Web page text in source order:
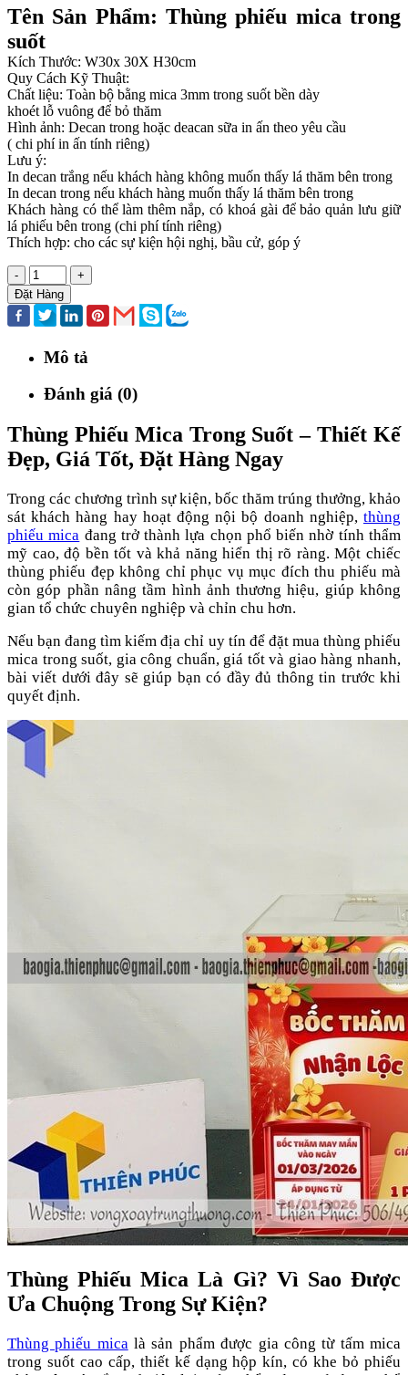
Tên Sản Phẩm: Thùng phiếu mica trong
suốt
Kích Thước: W30x 30X H30cm
Quy Cách Kỹ Thuật:
Chất liệu: Toàn bộ bằng mica 3mm trong suốt bền dày
khoét lỗ vuông để bỏ thăm
Hình ảnh: Decan trong hoặc deacan sữa in ấn theo yêu cầu
( chi phí in ấn tính riêng)
Lưu ý:
In decan trắng nếu khách hàng không muốn thấy lá thăm bên trong
In decan trong nếu khách hàng muốn thấy lá thăm bên trong
Khách hàng có thể làm thêm nắp, có khoá gài để bảo quản lưu giữ
lá phiếu bên trong (chi phí tính riêng)
Thích hợp: cho các sự kiện hội nghị, bầu cử, góp ý
-
+
Đặt Hàng
Mô tả
Đánh giá (0)
Thùng Phiếu Mica Trong Suốt – Thiết Kế
Đẹp, Giá Tốt, Đặt Hàng Ngay
Trong các chương trình sự kiện, bốc thăm trúng thưởng, khảo
sát khách hàng hay hoạt động nội bộ doanh nghiệp, thùng
phiếu mica đang trở thành lựa chọn phổ biến nhờ tính thẩm
mỹ cao, độ bền tốt và khả năng hiển thị rõ ràng. Một chiếc
thùng phiếu đẹp không chỉ phục vụ mục đích thu phiếu mà
còn góp phần nâng tầm hình ảnh thương hiệu, giúp không
gian tổ chức chuyên nghiệp và chỉn chu hơn.
Nếu bạn đang tìm kiếm địa chỉ uy tín để đặt mua thùng phiếu
mica trong suốt, gia công chuẩn, giá tốt và giao hàng nhanh,
bài viết dưới đây sẽ giúp bạn có đầy đủ thông tin trước khi
quyết định.
Thùng Phiếu Mica Là Gì? Vì Sao Được
Ưa Chuộng Trong Sự Kiện?
Thùng phiếu micalà sản phẩm được gia công từ tấm mica
trong suốt cao cấp, thiết kế dạng hộp kín, có khe bỏ phiếu